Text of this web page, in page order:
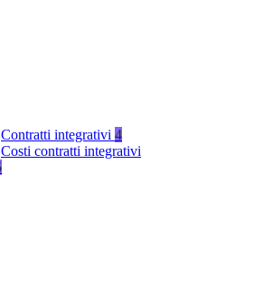
Contratti integrativi 4
Costi contratti integrativi